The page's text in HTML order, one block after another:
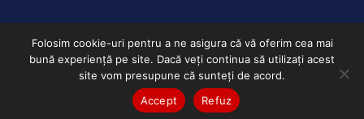
ClubEconomic @2026
Folosim cookie-uri pentru a ne asigura că vă oferim cea mai
bună experiență pe site. Dacă veți continua să utilizați acest
site vom presupune că sunteți de acord.
Accept
Refuz